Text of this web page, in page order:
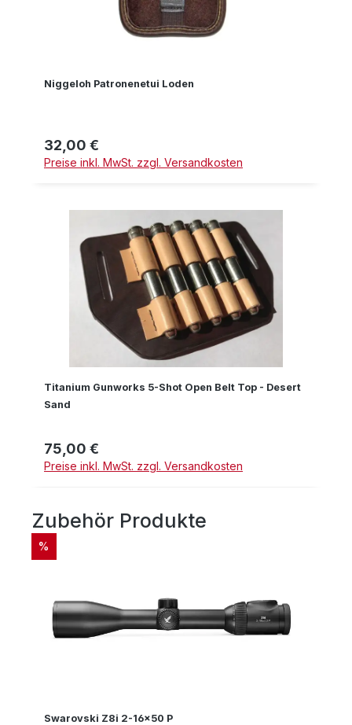
Niggeloh Patronenetui Loden
Regulärer Preis:
32,00 €
Preise inkl. MwSt. zzgl. Versandkosten
Titanium Gunworks 5-Shot Open Belt Top - Desert
Sand
Regulärer Preis:
75,00 €
Preise inkl. MwSt. zzgl. Versandkosten
Produktgalerie überspringen
Zubehör Produkte
RABATT
%
Swarovski Z8i 2-16x50 P